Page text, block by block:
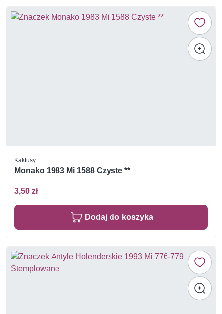
Kaktusy
Monako 1983 Mi 1588 Czyste **
3,50 zł
Dodaj do koszyka